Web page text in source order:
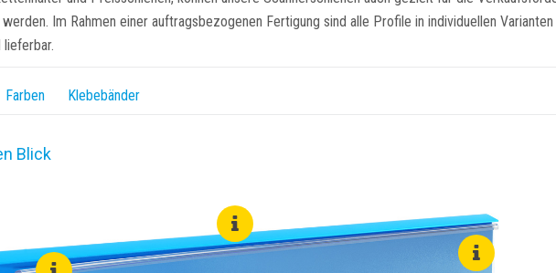
Im Rahmen einer auftragsbezogenen Fertigung sind alle Profile in individuellen Varianten
lieferbar.
Farben Klebebänder
Blick